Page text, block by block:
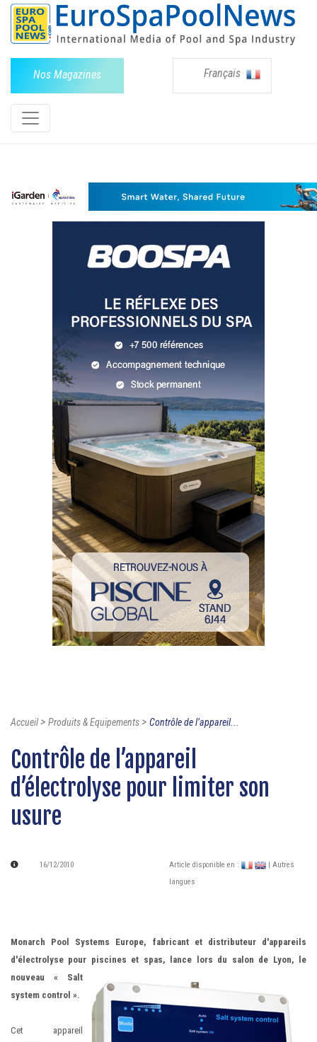
Nos Magazines Français
Accueil> Produits & Equipements> Contrôle de l’appareil...
Contrôle de l’appareil
d’électrolyse pour limiter son
usure
16/12/2010 Article disponible en :
| Autres
langues
Monarch Pool Systems Europe, fabricant et distributeur d'appareils
d'électrolyse pour piscines et spas, lance lors du salon de Lyon, le
nouveau « Salt
system control ».
Cet appareil